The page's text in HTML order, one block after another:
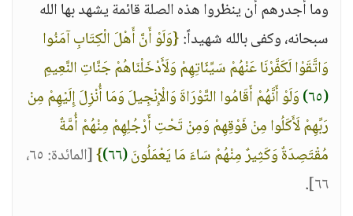
وما أجدرهم أن ينظروا هذه الصلة قائمة يشهد بها الله
سبحانه، وكفى بالله شهيداً:{وَلَوْ أَنَّ أَهْلَ الْكِتَابِ آمَنُوا
وَاتَّقَوْا لَكَفَّرْنَا عَنْهُمْ سَيِّئَاتِهِمْ وَلَأَدْخَلْنَاهُمْ جَنَّاتِ النَّعِيمِ
(٦٥)
وَلَوْ أَنَّهُمْ أَقَامُوا التَّوْرَاةَ وَالْإِنْجِيلَ وَمَا أُنْزِلَ إِلَيْهِمْ مِنْ
رَبِّهِمْ لَأَكَلُوا مِنْ فَوْقِهِمْ وَمِنْ تَحْتِ أَرْجُلِهِمْ مِنْهُمْ أُمَّةٌ
مُقْتَصِدَةٌ وَكَثِيرٌ مِنْهُمْ سَاءَ مَا يَعْمَلُونَ(٦٦) }
[المائدة: ٦٥،
٦٦] .